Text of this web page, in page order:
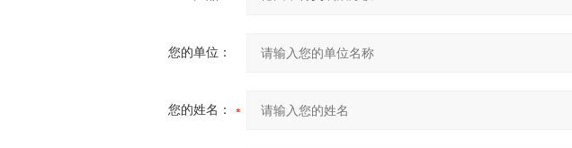
您的单位：
您的姓名：